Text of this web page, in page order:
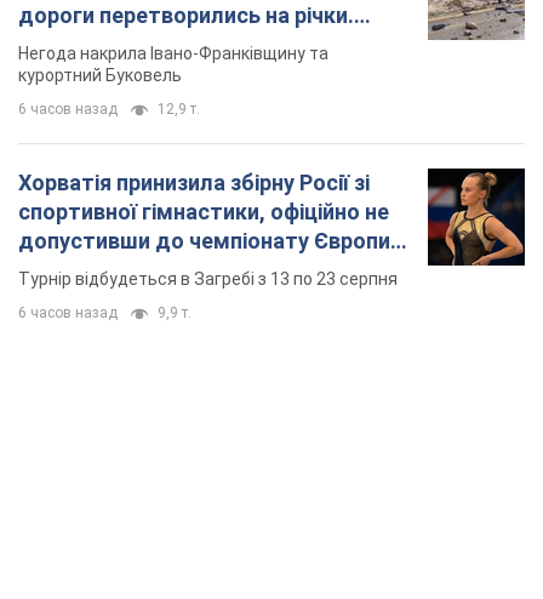
дороги перетворились на річки.
Відео
Негода накрила Івано-Франківщину та
курортний Буковель
6 часов назад 12,9 т.
Хорватія принизила збірну Росії зі
спортивної гімнастики, офіційно не
допустивши до чемпіонату Європи
основних спортсменів
Турнір відбудеться в Загребі з 13 по 23 серпня
6 часов назад 9,9 т.